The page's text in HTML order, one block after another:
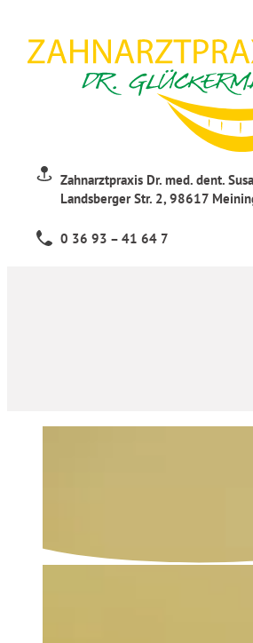
Zahnarztpraxis Dr. med. dent.
Landsberger Str. 2, 98617
0 36 93 – 41 64 7